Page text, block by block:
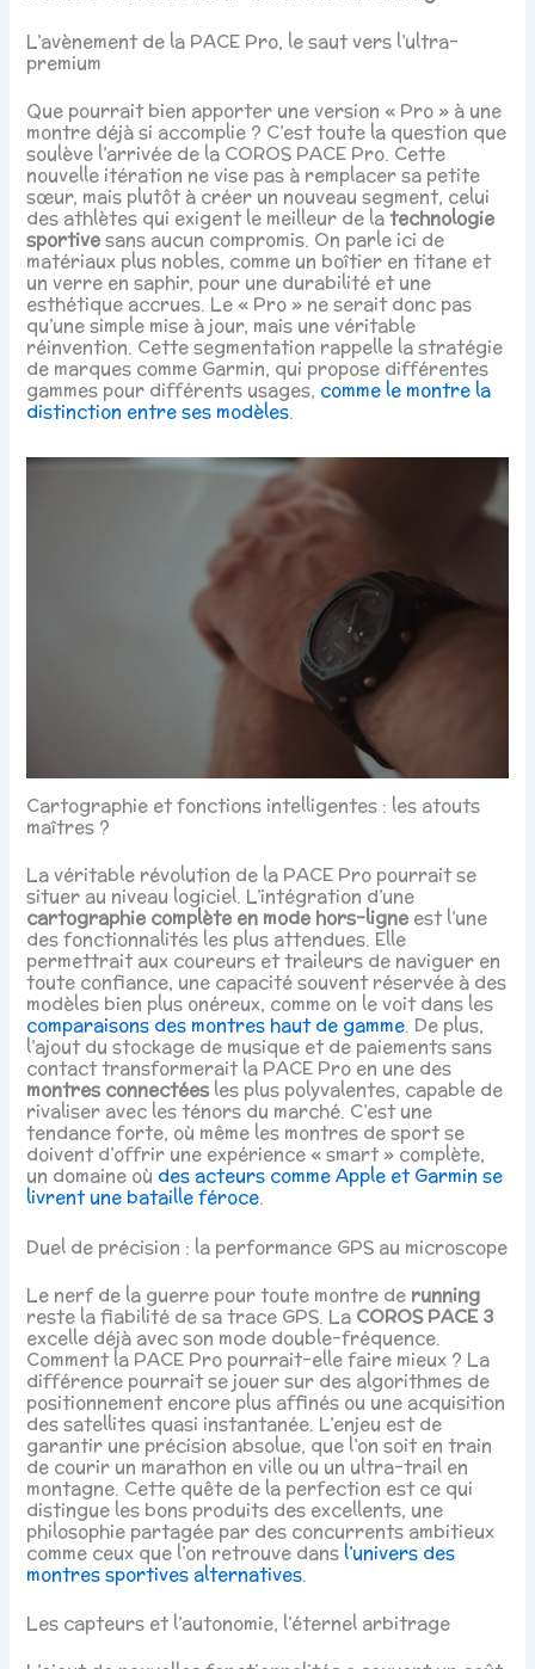
L’avènement de la PACE Pro, le saut vers l’ultra-
premium
Que pourrait bien apporter une version « Pro » à une
montre déjà si accomplie ? C’est toute la question que
soulève l’arrivée de la COROS PACE Pro. Cette
nouvelle itération ne vise pas à remplacer sa petite
sœur, mais plutôt à créer un nouveau segment, celui
des athlètes qui exigent le meilleur de latechnologie
sportivesans aucun compromis. On parle ici de
matériaux plus nobles, comme un boîtier en titane et
un verre en saphir, pour une durabilité et une
esthétique accrues. Le « Pro » ne serait donc pas
qu’une simple mise à jour, mais une véritable
réinvention. Cette segmentation rappelle la stratégie
de marques comme Garmin, qui propose différentes
gammes pour différents usages, comme le montre la
distinction entre ses modèles.
Cartographie et fonctions intelligentes : les atouts
maîtres ?
La véritable révolution de la PACE Pro pourrait se
situer au niveau logiciel. L’intégration d’une
cartographie complète en mode hors-ligneest l’une
des fonctionnalités les plus attendues. Elle
permettrait aux coureurs et traileurs de naviguer en
toute confiance, une capacité souvent réservée à des
modèles bien plus onéreux, comme on le voit dans les
comparaisons des montres haut de gamme. De plus,
l’ajout du stockage de musique et de paiements sans
contact transformerait la PACE Pro en une des
montres connectées les plus polyvalentes, capable de
rivaliser avec les ténors du marché. C’est une
tendance forte, où même les montres de sport se
doivent d’offrir une expérience « smart » complète,
un domaine où des acteurs comme Apple et Garmin se
livrent une bataille féroce.
Duel de précision : la performance GPS au microscope
Le nerf de la guerre pour toute montre de running
reste la fiabilité de sa trace GPS. La COROS PACE 3
excelle déjà avec son mode double-fréquence.
Comment la PACE Pro pourrait-elle faire mieux ? La
différence pourrait se jouer sur des algorithmes de
positionnement encore plus affinés ou une acquisition
des satellites quasi instantanée. L’enjeu est de
garantir une précision absolue, que l’on soit en train
de courir un marathon en ville ou un ultra-trail en
montagne. Cette quête de la perfection est ce qui
distingue les bons produits des excellents, une
philosophie partagée par des concurrents ambitieux
comme ceux que l’on retrouve dans l’univers des
montres sportives alternatives.
Les capteurs et l’autonomie, l’éternel arbitrage